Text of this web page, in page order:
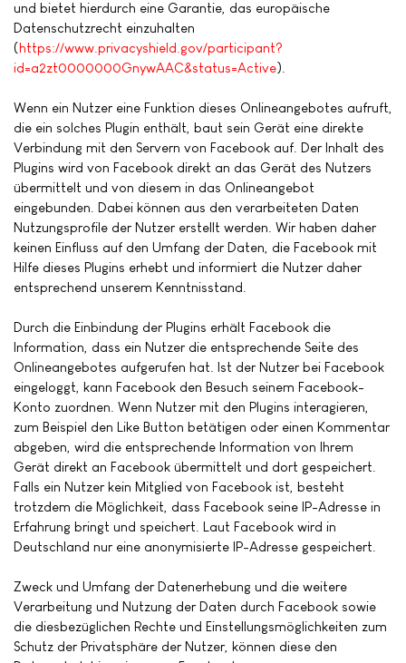
und bietet hierdurch eine Garantie, das europäische
Datenschutzrecht einzuhalten
(https://www.privacyshield.gov/participant?
id=a2zt0000000GnywAAC&status=Active).
Wenn ein Nutzer eine Funktion dieses Onlineangebotes aufruft,
die ein solches Plugin enthält, baut sein Gerät eine direkte
Verbindung mit den Servern von Facebook auf. Der Inhalt des
Plugins wird von Facebook direkt an das Gerät des Nutzers
übermittelt und von diesem in das Onlineangebot
eingebunden. Dabei können aus den verarbeiteten Daten
Nutzungsprofile der Nutzer erstellt werden. Wir haben daher
keinen Einfluss auf den Umfang der Daten, die Facebook mit
Hilfe dieses Plugins erhebt und informiert die Nutzer daher
entsprechend unserem Kenntnisstand.
Durch die Einbindung der Plugins erhält Facebook die
Information, dass ein Nutzer die entsprechende Seite des
Onlineangebotes aufgerufen hat. Ist der Nutzer bei Facebook
eingeloggt, kann Facebook den Besuch seinem Facebook-
Konto zuordnen. Wenn Nutzer mit den Plugins interagieren,
zum Beispiel den Like Button betätigen oder einen Kommentar
abgeben, wird die entsprechende Information von Ihrem
Gerät direkt an Facebook übermittelt und dort gespeichert.
Falls ein Nutzer kein Mitglied von Facebook ist, besteht
trotzdem die Möglichkeit, dass Facebook seine IP-Adresse in
Erfahrung bringt und speichert. Laut Facebook wird in
Deutschland nur eine anonymisierte IP-Adresse gespeichert.
Zweck und Umfang der Datenerhebung und die weitere
Verarbeitung und Nutzung der Daten durch Facebook sowie
die diesbezüglichen Rechte und Einstellungsmöglichkeiten zum
Schutz der Privatsphäre der Nutzer, können diese den